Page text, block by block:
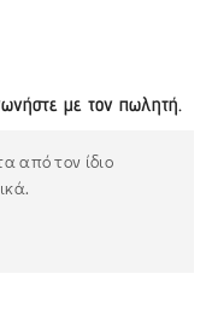
με τον πωλητή.
από τον ίδιο